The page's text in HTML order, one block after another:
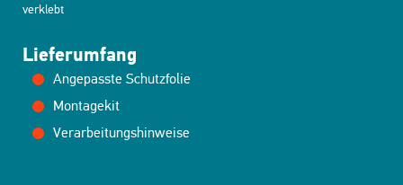
verklebt
Lieferumfang
Angepasste Schutzfolie
Montagekit
Verarbeitungshinweise